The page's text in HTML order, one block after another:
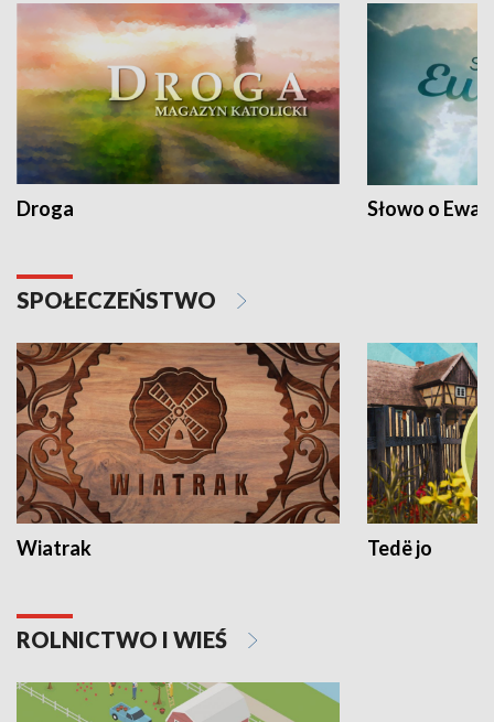
Droga Słowo o
SPOŁECZEŃSTWO
Wiatrak Tedë jo
ROLNICTWO I WIEŚ